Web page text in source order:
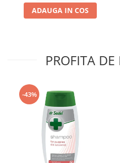
ADAUGA IN COS
PROFITA DE
-43%